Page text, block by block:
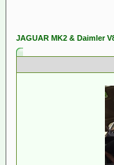
JAGUAR MK2 & Daimler